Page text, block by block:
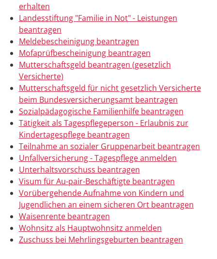
erhalten
Landesstiftung "Familie in Not" - Leistungen
beantragen
Meldebescheinigung beantragen
Mofaprüfbescheinigung beantragen
Mutterschaftsgeld beantragen (gesetzlich
Versicherte)
Mutterschaftsgeld für nicht gesetzlich Versicherte
beim Bundesversicherungsamt beantragen
Sozialpädagogische Familienhilfe beantragen
Tätigkeit als Tagespflegeperson - Erlaubnis zur
Kindertagespflege beantragen
Teilnahme an sozialer Gruppenarbeit beantragen
Unfallversicherung - Tagespflege anmelden
Unterhaltsvorschuss beantragen
Visum für Au-pair-Beschäftigte beantragen
Vorübergehende Aufnahme von Kindern und
Jugendlichen an einem sicheren Ort beantragen
Waisenrente beantragen
Wohnsitz als Hauptwohnsitz anmelden
Zuschuss bei Mehrlingsgeburten beantragen